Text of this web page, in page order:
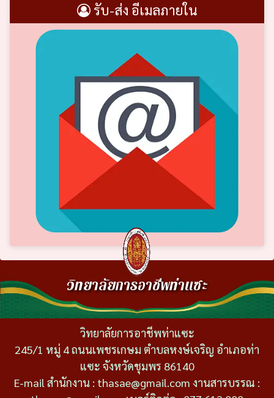
รับ-ส่ง อีเมลภายใน
วิทยาลัยการอาชีพท่าแซะ
วิทยาลัยการอาชีพท่าแซะ
245/1 หมู่ 4 ถนนเพชรเกษม ตำบลหงษ์เจริญ อำเภอท่า
แซะ จังหวัดชุมพร 86140
E-mail สำนักงาน : thasae@gmail.com งานสารบรรณ :